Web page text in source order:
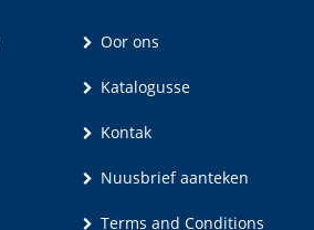
Oor ons
Katalogusse
Kontak
Nuusbrief aanteken
Terms and Conditions